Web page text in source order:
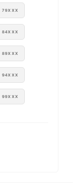
79XXX
84XXX
89XXX
94XXX
99XXX